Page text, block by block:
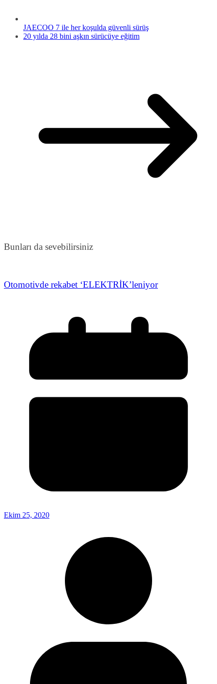
JAECOO 7 ile her koşulda güvenli sürüş
20 yılda 28 bini aşkın sürücüye eğitim
Bunları da sevebilirsiniz
Otomotivde rekabet ‘ELEKTRİK’leniyor
Ekim 25, 2020